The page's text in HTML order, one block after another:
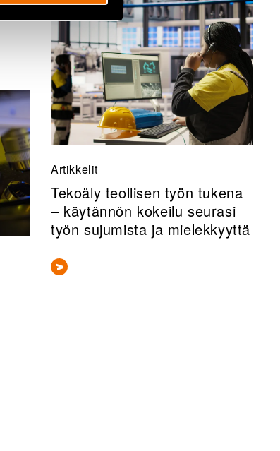
Artikkelit
Tekoäly teollisen työn tukena
– käytännön kokeilu seurasi
työn sujumista ja mielekkyyttä